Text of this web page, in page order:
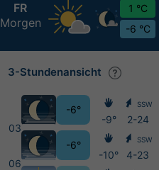
FR
Morgen
1 °C
-6 °C
3-Stundenansicht
03
06
-6°
-6°
-9°
-10°
SSW
2-24
SSW
4-23